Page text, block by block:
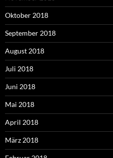
Oktober 2018
September 2018
August 2018
Juli 2018
Juni 2018
Mai 2018
April 2018
März 2018